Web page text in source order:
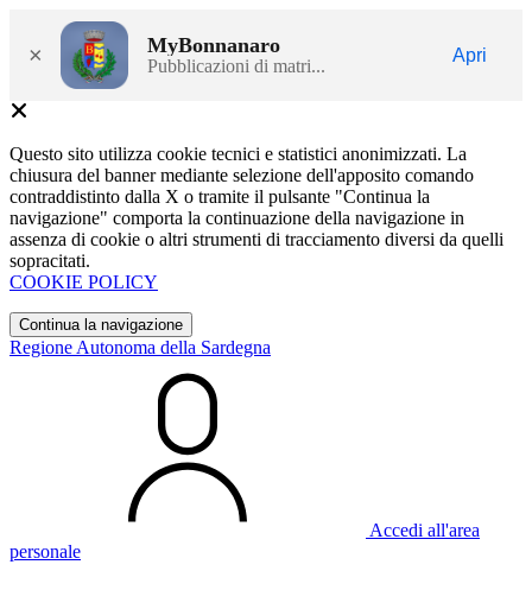
× MyBonnanaro
Pubblicazioni di matri...
Apri
Questo sito utilizza cookie tecnici e statistici anonimizzati. La
chiusura del banner mediante selezione dell'apposito comando
contraddistinto dalla X o tramite il pulsante "Continua la
navigazione" comporta la continuazione della navigazione in
assenza di cookie o altri strumenti di tracciamento diversi da quelli
sopracitati.
COOKIE POLICY
Continua la navigazione
Regione Autonoma della Sardegna
Accedi all'area
personale